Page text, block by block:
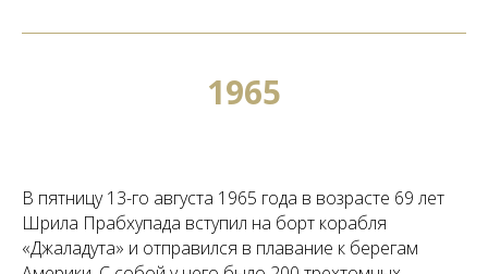
1965
В пятницу 13-го августа 1965 года в возрасте 69 лет
Шрила Прабхупада вступил на борт корабля
«Джаладута» и отправился в плавание к берегам